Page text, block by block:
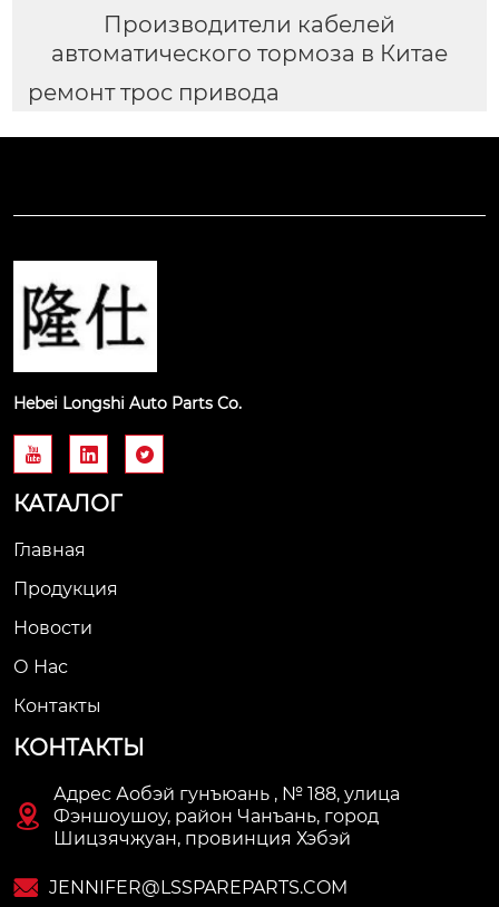
Производители кабелей
автоматического тормоза в Китае
ремонт трос привода
Hebei Longshi Auto Parts Co.
  
КАТАЛОГ
Главная
Продукция
Новости
О Нас
Контакты
КОНТАКТЫ

Адрес Аобэй гунъюань , № 188, улица
Фэншоушоу, район Чанъань, город
Шицзячжуан, провинция Хэбэй
 JENNIFER@LSSPAREPARTS.COM